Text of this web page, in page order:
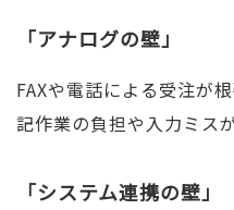
「アナログの壁」
FAXや電話による受注が
記作業の負担や入力ミス
「システム連携の壁」